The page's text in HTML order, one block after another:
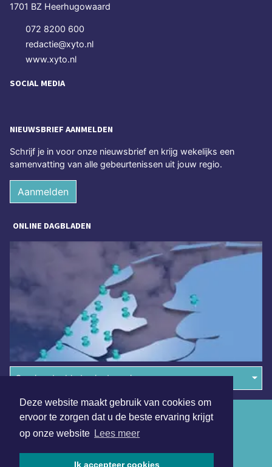
Deze website maakt gebruik van cookies om
ervoor te zorgen dat u de beste ervaring krijgt
op onze website Lees meer
Ik accepteer cookies
1701 BZ Heerhugowaard
072 8200 600
redactie@xyto.nl
www.xyto.nl
SOCIAL MEDIA
NIEUWSBRIEF AANMELDEN
Schrijf je in voor onze nieuwsbrief en krijg wekelijks een
samenvatting van alle gebeurtenissen uit jouw regio.
Aanmelden
ONLINE DAGBLADEN
Overige dagbladen in de regio
Algemene voorwaarden
Disclaimer